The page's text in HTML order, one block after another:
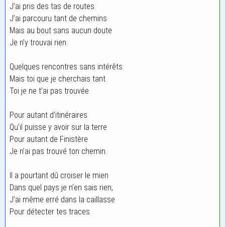
J’ai pris des tas de routes
J’ai parcouru tant de chemins
Mais au bout sans aucun doute
Je n’y trouvai rien.
Quelques rencontres sans intérêts
Mais toi que je cherchais tant
Toi je ne t’ai pas trouvée.
Pour autant d’itinéraires
Qu’il puisse y avoir sur la terre
Pour autant de Finistère
Je n’ai pas trouvé ton chemin.
Il a pourtant dû croiser le mien
Dans quel pays je n’en sais rien,
J’ai même erré dans la caillasse
Pour détecter tes traces